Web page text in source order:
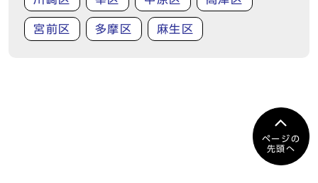
宮前区 多摩区 麻生区
ページの
先頭へ